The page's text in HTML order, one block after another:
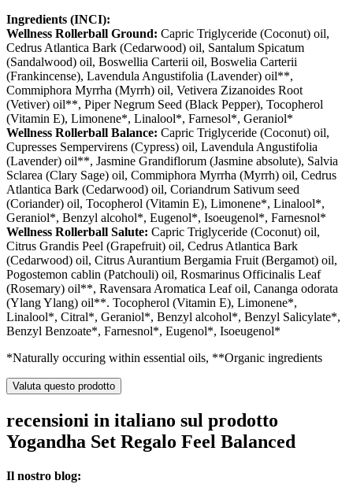
Ingredients (INCI):
Wellness Rollerball Ground: Capric Triglyceride (Coconut) oil,
Cedrus Atlantica Bark (Cedarwood) oil, Santalum Spicatum
(Sandalwood) oil, Boswellia Carterii oil, Boswelia Carterii
(Frankincense), Lavendula Angustifolia (Lavender) oil**,
Commiphora Myrrha (Myrrh) oil, Vetivera Zizanoides Root
(Vetiver) oil**, Piper Negrum Seed (Black Pepper), Tocopherol
(Vitamin E), Limonene*, Linalool*, Farnesol*, Geraniol*
Wellness Rollerball Balance: Capric Triglyceride (Coconut) oil,
Cupresses Sempervirens (Cypress) oil, Lavendula Angustifolia
(Lavender) oil**, Jasmine Grandiflorum (Jasmine absolute), Salvia
Sclarea (Clary Sage) oil, Commiphora Myrrha (Myrrh) oil, Cedrus
Atlantica Bark (Cedarwood) oil, Coriandrum Sativum seed
(Coriander) oil, Tocopherol (Vitamin E), Limonene*, Linalool*,
Geraniol*, Benzyl alcohol*, Eugenol*, Isoeugenol*, Farnesnol*
Wellness Rollerball Salute: Capric Triglyceride (Coconut) oil,
Citrus Grandis Peel (Grapefruit) oil, Cedrus Atlantica Bark
(Cedarwood) oil, Citrus Aurantium Bergamia Fruit (Bergamot) oil,
Pogostemon cablin (Patchouli) oil, Rosmarinus Officinalis Leaf
(Rosemary) oil**, Ravensara Aromatica Leaf oil, Cananga odorata
(Ylang Ylang) oil**. Tocopherol (Vitamin E), Limonene*,
Linalool*, Citral*, Geraniol*, Benzyl alcohol*, Benzyl Salicylate*,
Benzyl Benzoate*, Farnesnol*, Eugenol*, Isoeugenol*
*Naturally occuring within essential oils, **Organic ingredients
Valuta questo prodotto
recensioni in italiano sul prodotto
Yogandha Set Regalo Feel Balanced
Il nostro blog: